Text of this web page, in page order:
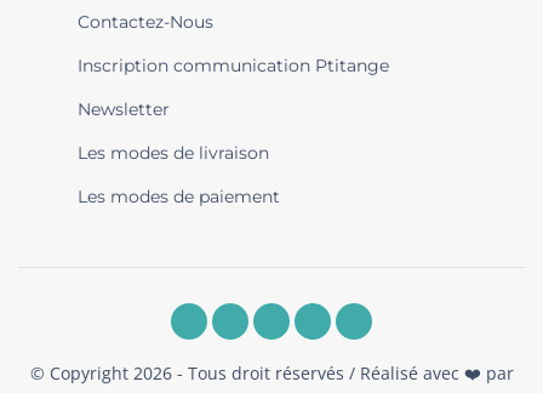
Contactez-Nous
Inscription communication Ptitange
Newsletter
Les modes de livraison
Les modes de paiement
© Copyright 2026 - Tous droit réservés / Réalisé avec ❤️ par